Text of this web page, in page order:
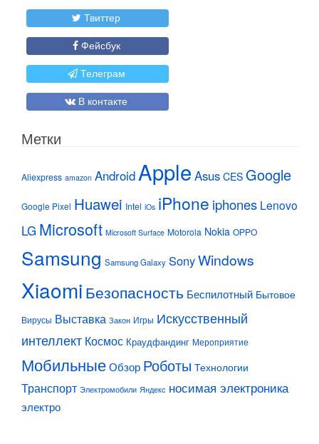
Твиттер
Фейсбук
Телеграм
В контакте
Метки
Aliexpress amazon Android Apple Asus CES Google
Google Pixel Huawei Intel iOs iPhone iphones Lenovo
LG Microsoft Microsoft Surface Motorola Nokia OPPO
Samsung Samsung Galaxy SonyWindows
Xiaomi Безопасность Беспилотный Бытовое
Вирусы Выставка Закон Игры Искусственный
интеллект Космос Краудфандинг Мероприятие
МобильныеОбзор Роботы Технологии
Транспорт Электромобили Яндекс носимая электроника
электро